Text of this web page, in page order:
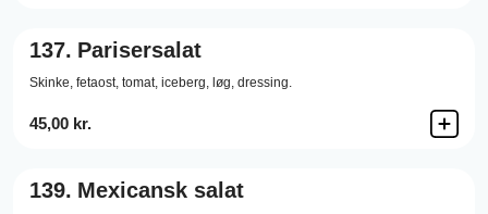
137. Parisersalat
Skinke, fetaost, tomat, iceberg, løg, dressing.
45,00 kr.
139. Mexicansk salat